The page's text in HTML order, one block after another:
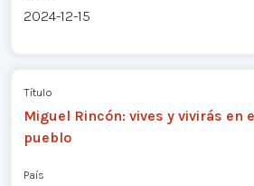
2024-12-15
Título
Miguel Rincón: vives y vivirás en
pueblo
País